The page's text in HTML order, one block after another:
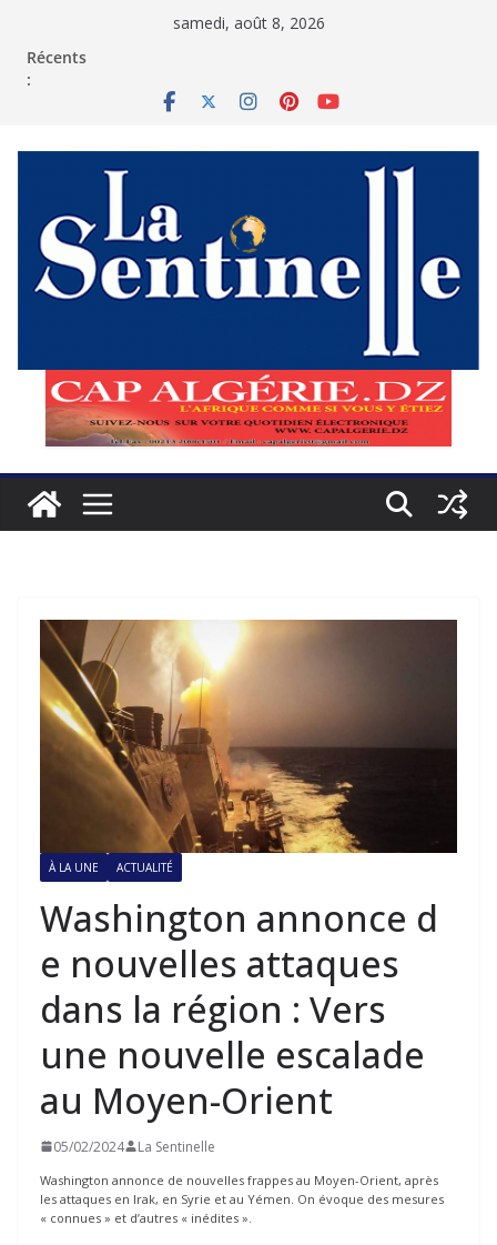
samedi, août 8, 2026
Récents
:
À LA UNE ACTUALITÉ
Washington annonce d
e nouvelles attaques
dans la région : Vers
une nouvelle escalade
au Moyen-Orient
05/02/2024 La Sentinelle
Washington annonce de nouvelles frappes au Moyen-Orient, après
les attaques en Irak, en Syrie et au Yémen. On évoque des mesures
« connues » et d’autres « inédites ».